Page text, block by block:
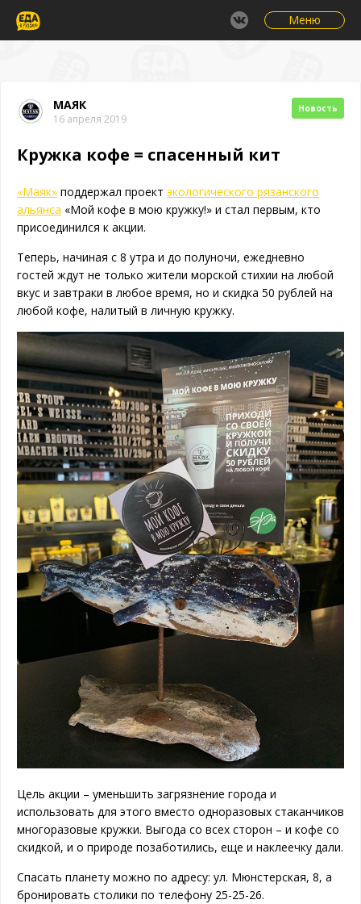
Меню
МАЯК
16 апреля 2019
Новость
Кружка кофе = спасенный кит
«Маяк» поддержал проект экологического рязанского
альянса «Мой кофе в мою кружку!» и стал первым, кто
присоединился к акции.
Теперь, начиная с 8 утра и до полуночи, ежедневно
гостей ждут не только жители морской стихии на любой
вкус и завтраки в любое время, но и скидка 50 рублей на
любой кофе, налитый в личную кружку.
Цель акции – уменьшить загрязнение города и
использовать для этого вместо одноразовых стаканчиков
многоразовые кружки. Выгода со всех сторон – и кофе со
скидкой, и о природе позаботились, еще и наклеечку дали.
Спасать планету можно по адресу: ул. Мюнстерская, 8, а
бронировать столики по телефону 25-25-26.